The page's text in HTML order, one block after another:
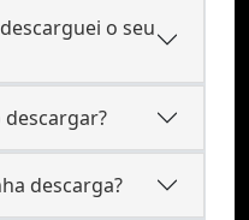
o seu
descarga?